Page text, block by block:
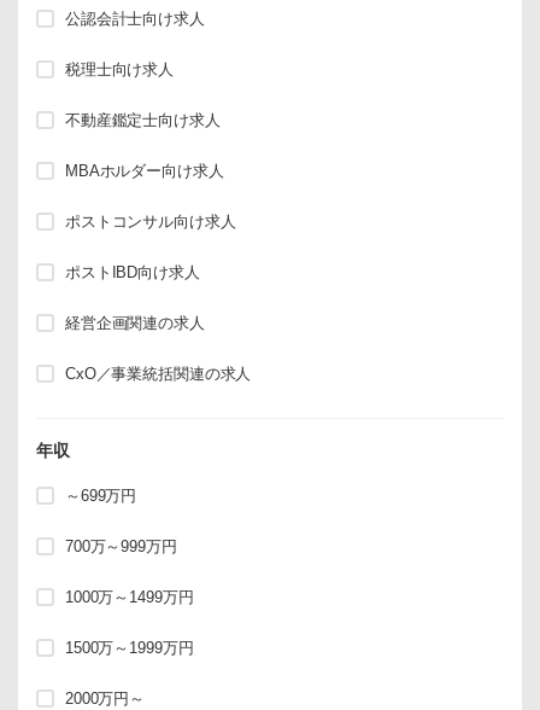
公認会計士向け求人
税理士向け求人
不動産鑑定士向け求人
MBAホルダー向け求人
ポストコンサル向け求人
ポストIBD向け求人
経営企画関連の求人
CxO／事業統括関連の求人
年収
～699万円
700万～999万円
1000万～1499万円
1500万～1999万円
2000万円～